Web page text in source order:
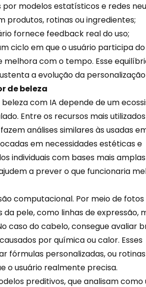
modelos estatísticos e redes
produtos, rotinas ou ingredientes;
fornece feedback real do uso;
ciclo em que o usuário participa
com o tempo. Esse
a evolução da
de beleza
belezacom IA depende de um
Entre os recursos mais
análises similares às usadas
em necessidades estéticas e
individuais com bases mais
a prever o que funcionaria
computacional. Por meio de fotos
pele, como linhas de expressão,
caso do cabelo, consegue avaliar
por química ou calor. Esses
fórmulas personalizadas, ou
o usuário realmente precisa.
preditivos, que analisam como